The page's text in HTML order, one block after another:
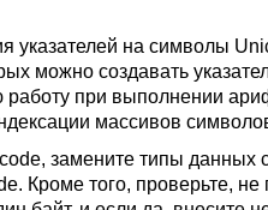
указателей на символы
можно создавать
при выполнении
массивов
замените типы данных
Кроме того, проверьте, не